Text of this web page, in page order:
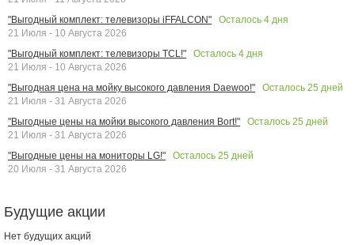
"Выгодный комплект: телевизоры iFFALCON"
Осталось 4 дня
21 Июля - 10 Августа 2026
"Выгодный комплект: телевизоры TCL!"
Осталось 4 дня
21 Июля - 10 Августа 2026
"Выгодная цена на мойку высокого давления Daewoo!"
Осталось 25 дней
21 Июля - 31 Августа 2026
"Выгодные цены на мойки высокого давления Bort!"
Осталось 25 дней
21 Июля - 31 Августа 2026
"Выгодные цены на мониторы LG!"
Осталось 25 дней
20 Июля - 31 Августа 2026
Будущие акции
Нет будущих акций